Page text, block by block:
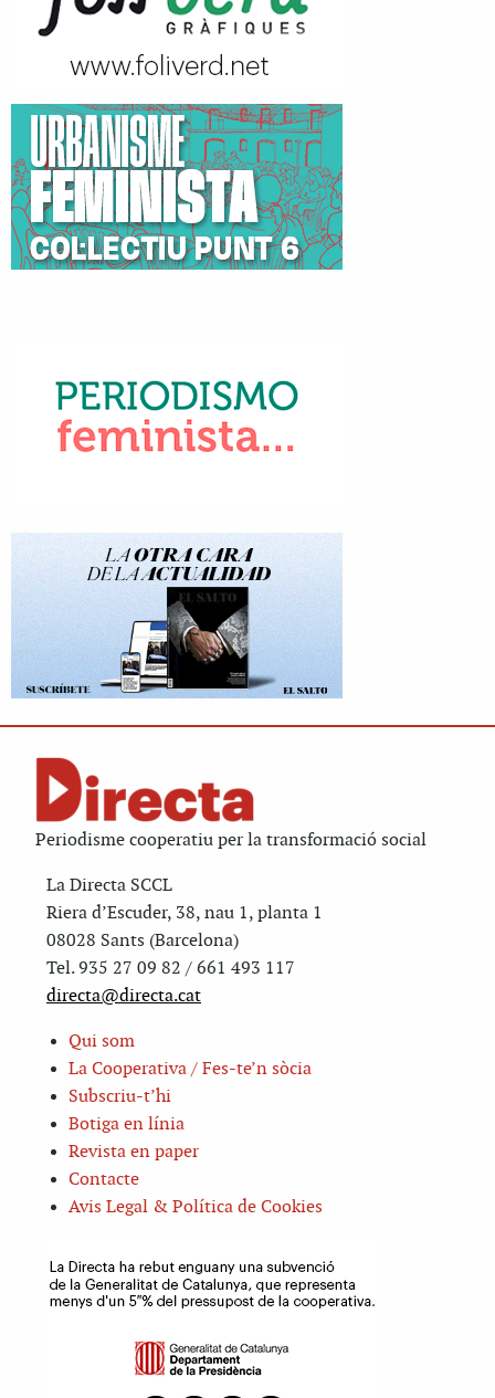
Periodisme cooperatiu per la transformació social
La Directa SCCL
Riera d’Escuder, 38, nau 1, planta 1
08028 Sants (Barcelona)
Tel. 935 27 09 82 / 661 493 117
directa@directa.cat
Qui som
La Cooperativa / Fes-te’n sòcia
Subscriu-t’hi
Botiga en línia
Revista en paper
Contacte
Avis Legal & Política de Cookies